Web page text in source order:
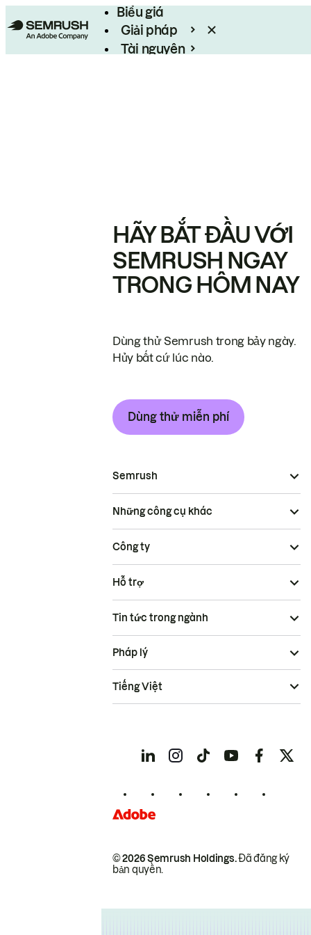
Biểu giá
Giải pháp
Tài nguyên
HÃY BẮT ĐẦU VỚI
SEMRUSH NGAY
TRONG HÔM NAY
Dùng thử Semrush trong bảy ngày.
Hủy bất cứ lúc nào.
Dùng thử miễn phí
Semrush
Những công cụ khác
Công ty
Hỗ trợ
Tin tức trong ngành
© 2026 Semrush Holdings.Đã đăng ký
bản quyền.
Pháp lý
Tiếng Việt